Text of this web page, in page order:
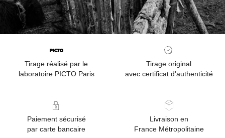
Tirage réalisé par le
laboratoire PICTO Paris
Tirage original
avec certificat d'authenticité
Paiement sécurisé
par carte bancaire
Livraison en
France Métropolitaine